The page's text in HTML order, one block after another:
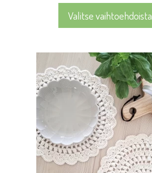
Valitse vaihtoehdoista
tuotteella
useampi
muunnelma.
tehdä
valinnat